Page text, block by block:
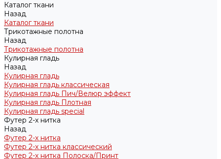
Каталог ткани
Назад
Каталог ткани
Трикотажные полотна
Назад
Трикотажные полотна
Кулирная гладь
Назад
Кулирная гладь
Кулирная гладь классическая
Кулирная гладь Пич/Велюр эффект
Кулирная гладь Плотная
Кулирная гладь special
Футер 2-х нитка
Назад
Футер 2-х нитка
Футер 2-х нитка классический
Футер 2-х нитка Полоска/Принт